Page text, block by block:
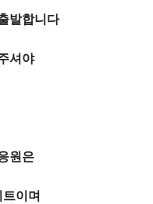
발합니다
셔야
원은
이며